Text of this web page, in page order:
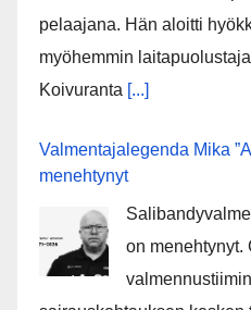
pelaajana. Hän aloitti
myöhemmin
Koivuranta [...]
Valmentajalegenda Mika
menehtynyt
on menehtynyt.